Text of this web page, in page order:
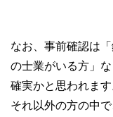
なお、事前確認は
の士業がいる方」
確実かと思われます
それ以外の方の中で